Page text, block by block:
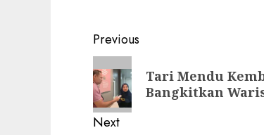
Post
navigation
Previous
Previous
post:
Tari Mendu
Bangkitkan
Next